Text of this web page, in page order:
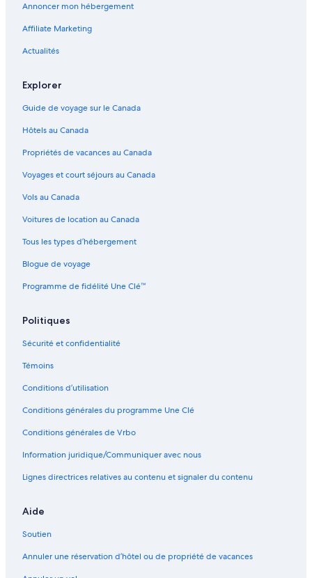
Annoncer mon hébergement
Affiliate Marketing
Actualités
Explorer
Guide de voyage sur le Canada
Hôtels au Canada
Propriétés de vacances au Canada
Voyages et court séjours au Canada
Vols au Canada
Voitures de location au Canada
Tous les types d’hébergement
Blogue de voyage
Programme de fidélité Une Clé™
Politiques
Sécurité et confidentialité
Témoins
Conditions d’utilisation
Conditions générales du programme Une Clé
Conditions générales de Vrbo
Information juridique/Communiquer avec nous
Lignes directrices relatives au contenu et signaler du contenu
Aide
Soutien
Annuler une réservation d’hôtel ou de propriété de vacances